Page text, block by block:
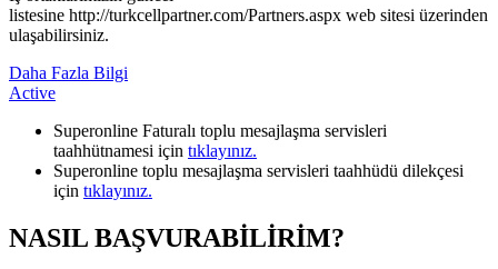
listesine http://turkcellpartner.com/Partners.aspx web sitesi üzerinden
ulaşabilirsiniz.​
Daha Fazla Bilgi
Active
Superonline Faturalı toplu mesajlaşma servisleri
taahhütnamesi için tıklayınız.
Superonline toplu mesajlaşma servisleri taahhüdü dilekçesi
için tıklayınız.
NASIL BAŞVURABİLİRİM?